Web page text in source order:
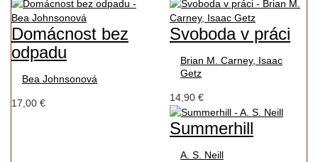
Domácnost bez
odpadu
Bea Johnsonová
17,00 €
Svoboda v práci
Brian M. Carney, Isaac
Getz
14,90 €
Summerhill
A. S. Neill